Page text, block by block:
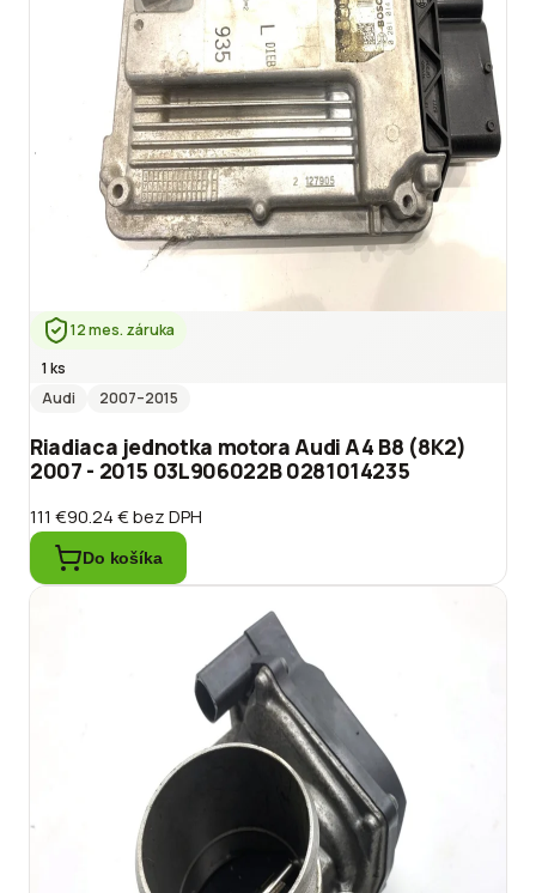
12 mes. záruka
1 ks
Audi
2007–2015
Riadiaca jednotka motora Audi A4 B8 (8K2)
2007 - 2015 03L906022B 0281014235
111 €90.24 €bez DPH
Do košíka